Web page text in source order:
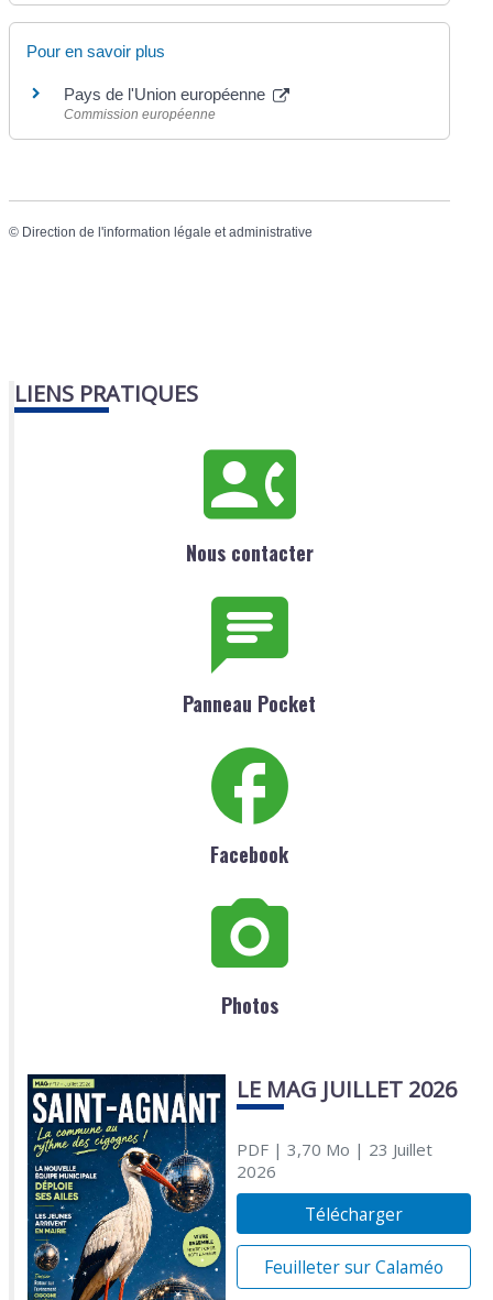
Pour en savoir plus
Pays de l'Union européenne
Commission européenne
© Direction de l'information légale et administrative
LIENS PRATIQUES
Nous contacter
Panneau Pocket
Facebook
Photos
LE MAG JUILLET 2026
PDF| 3,70 Mo | 23 Juillet
2026
Télécharger
Feuilleter sur Calaméo